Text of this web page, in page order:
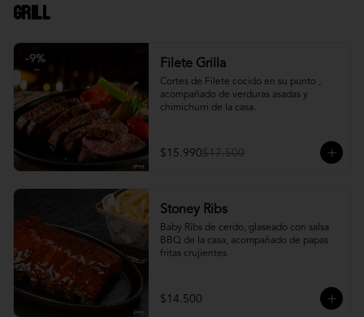
Grill
-9% Filete Grilla
Cortes de Filete cocido en su punto ,
acompañado de verduras asadas y
chimichurri de la casa.
$15.990$17.500
Stoney Ribs
Baby Ribs de cerdo, glaseado con salsa
BBQ de la casa, acompañado de papas
fritas crujientes
$14.500